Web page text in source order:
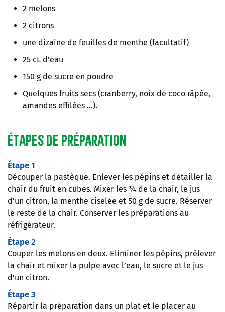
2 melons
2 citrons
une dizaine de feuilles de menthe (facultatif)
25 cL d’eau
150 g de sucre en poudre
Quelques fruits secs (cranberry, noix de coco râpée,
amandes effilées …).
Étapes de préparation
Étape 1
Découper la pastèque. Enlever les pépins et détailler la
chair du fruit en cubes. Mixer les ¾ de la chair, le jus
d’un citron, la menthe ciselée et 50 g de sucre. Réserver
le reste de la chair. Conserver les préparations au
réfrigérateur.
Étape 2
Couper les melons en deux. Eliminer les pépins, prélever
la chair et mixer la pulpe avec l’eau, le sucre et le jus
d’un citron.
Étape 3
Répartir la préparation dans un plat et le placer au